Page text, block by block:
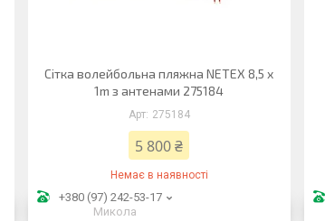
Сітка волейбольна пляжна NETEX 8,5 x
1m з антенами 275184
275184
5 800 ₴
Немає в наявності
+380 (97) 242-53-17
Микола